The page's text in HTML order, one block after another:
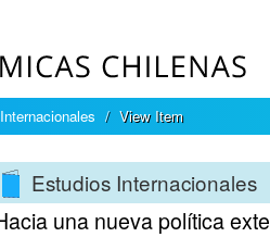
View Item
Estudios Internacionales
una nueva política